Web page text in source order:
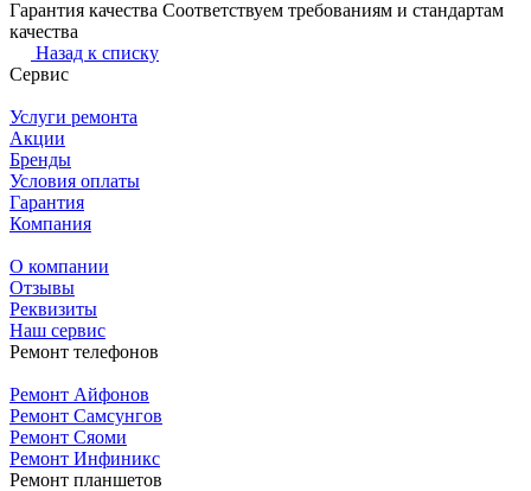
Гарантия качества Соответствуем требованиям и стандартам
качества
Назад к списку
Сервис
Услуги ремонта
Акции
Бренды
Условия оплаты
Гарантия
Компания
О компании
Отзывы
Реквизиты
Наш сервис
Ремонт телефонов
Ремонт Айфонов
Ремонт Самсунгов
Ремонт Сяоми
Ремонт Инфиникс
Ремонт планшетов